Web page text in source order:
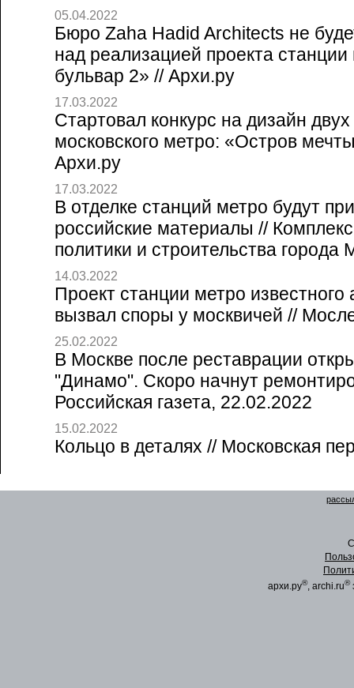
05.04.2022
Бюро Zaha Hadid Architects не
над реализацией проекта
бульвар 2» // Архи.ру
17.03.2022
Стартовал конкурс на дизайн
московского метро: «Остров
Архи.ру
17.03.2022
В отделке станций метро будут
российские материалы //
политики и строительства
14.03.2022
Проект станции метро известного
вызвал споры у москвичей //
25.02.2022
В Москве после реставрации
"Динамо". Скоро начнут
Российская газета, 22.02.2022
15.02.2022
Кольцо в деталях // Московская
архи.ру®, archi.ru®